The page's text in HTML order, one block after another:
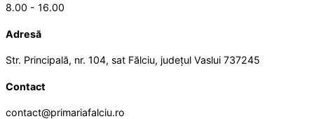
8.00 - 16.00
Adresă
Str. Principală, nr. 104, sat Fălciu, județul Vaslui 737245
Contact
contact@primariafalciu.ro